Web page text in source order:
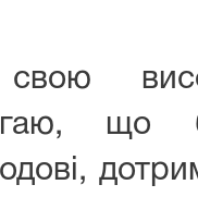
що